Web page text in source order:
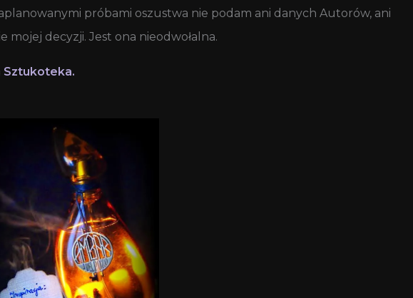
próbami oszustwa nie podam ani danych Autorów, ani
mojej decyzji. Jest ona nieodwołalna.
Sztukoteka.